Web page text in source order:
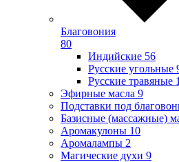
Благовония
80
Индийские 56
Русские угольные
Русские травяные
Эфирные масла 9
Подставки под
Базисные (массажные)
Аромакулоны 10
Аромалампы 2
Магические духи 9